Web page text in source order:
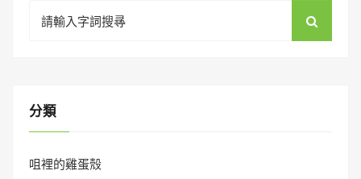
for:
分類
咀裡的雞蛋殼